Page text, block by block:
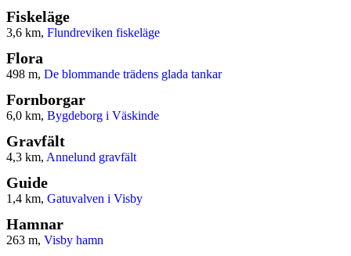
Fiskeläge
3,6 km, Flundreviken fiskeläge
Flora
498 m, De blommande trädens glada tankar
Fornborgar
6,0 km, Bygdeborg i Väskinde
Gravfält
4,3 km, Annelund gravfält
Guide
1,4 km, Gatuvalven i Visby
Hamnar
263 m, Visby hamn